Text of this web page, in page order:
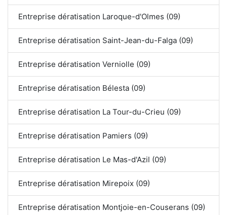
Entreprise dératisation Laroque-d'Olmes (09)
Entreprise dératisation Saint-Jean-du-Falga (09)
Entreprise dératisation Verniolle (09)
Entreprise dératisation Bélesta (09)
Entreprise dératisation La Tour-du-Crieu (09)
Entreprise dératisation Pamiers (09)
Entreprise dératisation Le Mas-d'Azil (09)
Entreprise dératisation Mirepoix (09)
Entreprise dératisation Montjoie-en-Couserans (09)